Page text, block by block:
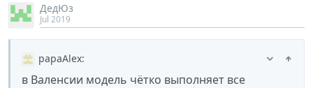
ДедЮз
Jul 2019
papaAlex:
в Валенсии модель чётко выполняет все